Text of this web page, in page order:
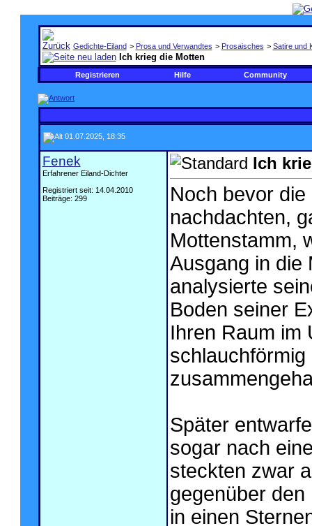
Gedichte-Eiland > Prosa und Verwandtes > Prosaisches > Satire und
Ich krieg die Motten
Registrieren Hilfe Community
01.07.2025, 18:35
Fenek
Erfahrener Eiland-Dichter
Registriert seit: 14.04.2010
Beiträge: 299
Ich
Noch bevor
nachdachten,
Mottenstamm,
Ausgang in die
analysierte
Boden seiner
Ihren Raum im
Später
sogar nach
steckten zwar
gegenüber den
in einen